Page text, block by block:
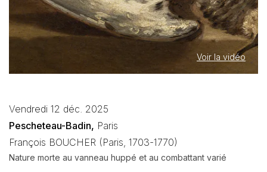
Voir la vidéo
Vendredi 12 déc. 2025
Pescheteau-Badin, Paris
François BOUCHER (Paris, 1703-1770)
Nature morte au vanneau huppé et au combattant varié